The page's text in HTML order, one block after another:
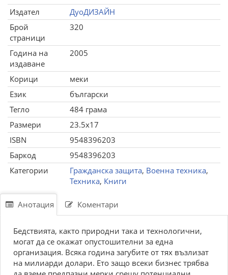
Издател
ДуоДИЗАЙН
Брой
страници
320
Година на
издаване
2005
Корици
меки
Език
български
Тегло
484 грама
Размери
23.5x17
ISBN
9548396203
Баркод
9548396203
Категории
Гражданска защита, Военна техника,
Техника, Книги
Анотация Коментари
Бедствията, както природни така и технологични,
могат да се окажат опустошителни за една
организация. Всяка година загубите от тях възлизат
на милиарди долари. Ето защо всеки бизнес трябва